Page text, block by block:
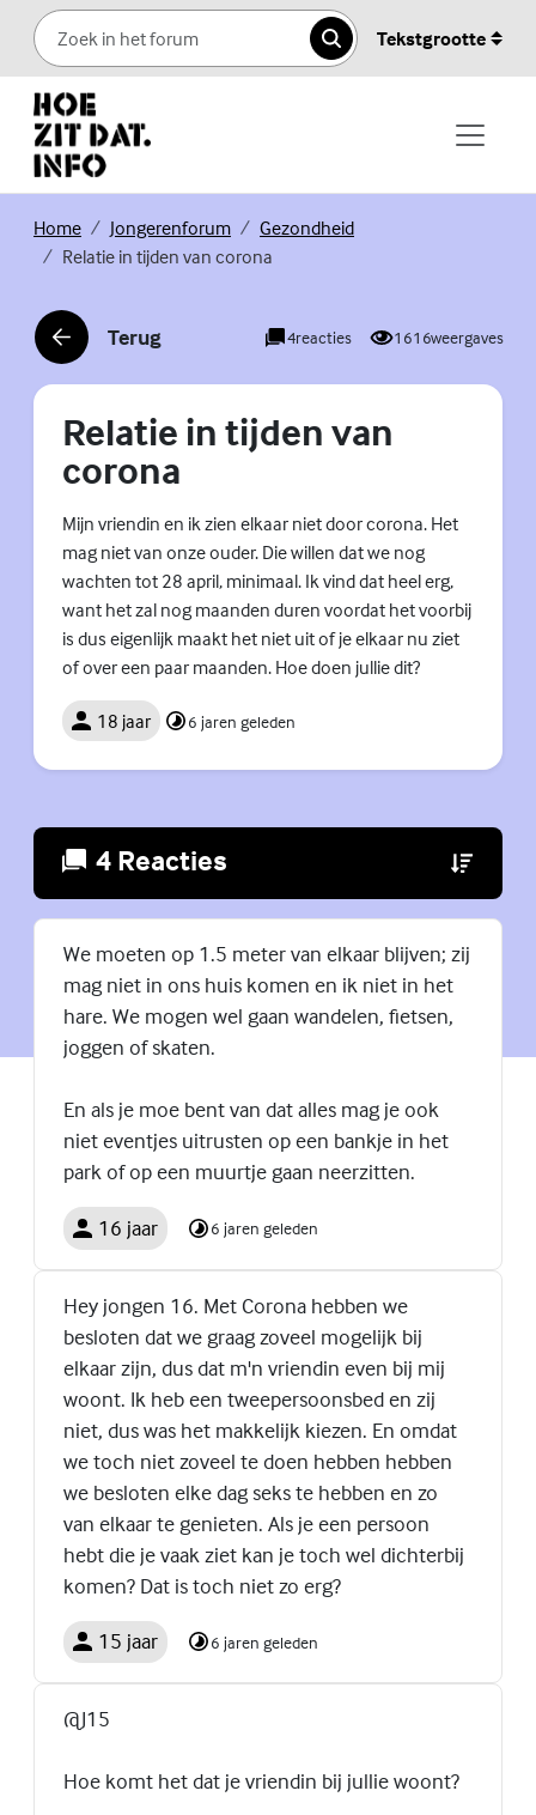
Skip to content
Zoeken
Tekstgrootte
Home(Externe link)
Jongerenforum(Externe link)
Gezondheid(Externe link)
Relatie in tijden van corona
Terug
(Externe link) 4reacties 1616weergaves
Relatie in tijden van
corona
Mijn vriendin en ik zien elkaar niet door corona. Het
mag niet van onze ouder. Die willen dat we nog
wachten tot 28 april, minimaal. Ik vind dat heel erg,
want het zal nog maanden duren voordat het voorbij
is dus eigenlijk maakt het niet uit of je elkaar nu ziet
of over een paar maanden. Hoe doen jullie dit?
18 jaar 6 jaren geleden
4 Reacties (Externe
We moeten op 1.5 meter van elkaar blijven; zij
mag niet in ons huis komen en ik niet in het
hare. We mogen wel gaan wandelen, fietsen,
joggen of skaten.
En als je moe bent van dat alles mag je ook
niet eventjes uitrusten op een bankje in het
park of op een muurtje gaan neerzitten.
16 jaar 6 jaren geleden
Hey jongen 16. Met Corona hebben we
besloten dat we graag zoveel mogelijk bij
elkaar zijn, dus dat m'n vriendin even bij mij
woont. Ik heb een tweepersoonsbed en zij
niet, dus was het makkelijk kiezen. En omdat
we toch niet zoveel te doen hebben hebben
we besloten elke dag seks te hebben en zo
van elkaar te genieten. Als je een persoon
hebt die je vaak ziet kan je toch wel dichterbij
komen? Dat is toch niet zo erg?
15 jaar 6 jaren geleden
@J15
Hoe komt het dat je vriendin bij jullie woont?